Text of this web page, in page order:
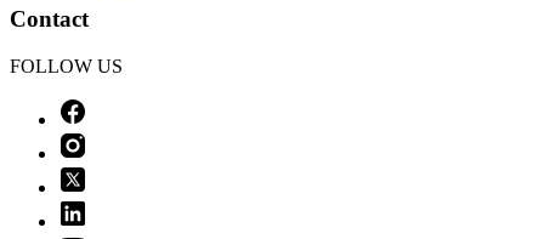
Contact
FOLLOW US